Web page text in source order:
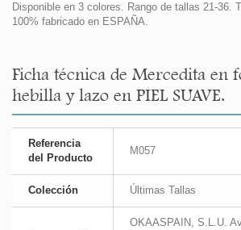
Disponible en 3 colores. Rango de tallas 21-36.
100% fabricado en ESPAÑA.
Ficha técnica de Mercedita en
hebilla y lazo en PIEL SUAVE.
Referencia
del Producto
M057
Colección Últimas Tallas
OKAASPAIN, S.L.U.